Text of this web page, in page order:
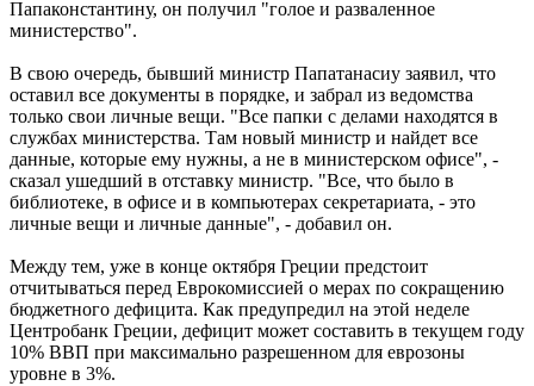
Папаконстантину, он получил "голое и разваленное
министерство".
В свою очередь, бывший министр Папатанасиу заявил, что
оставил все документы в порядке, и забрал из ведомства
только свои личные вещи. "Все папки с делами находятся в
службах министерства. Там новый министр и найдет все
данные, которые ему нужны, а не в министерском офисе", -
сказал ушедший в отставку министр. "Все, что было в
библиотеке, в офисе и в компьютерах секретариата, - это
личные вещи и личные данные", - добавил он.
Между тем, уже в конце октября Греции предстоит
отчитываться перед Еврокомиссией о мерах по сокращению
бюджетного дефицита. Как предупредил на этой неделе
Центробанк Греции, дефицит может составить в текущем году
10% ВВП при максимально разрешенном для еврозоны
уровне в 3%.